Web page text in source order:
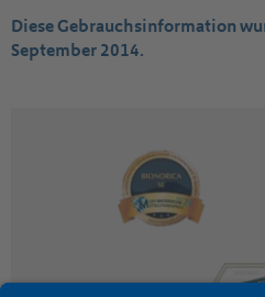
Diese Gebrauchsinformation
September 2014.